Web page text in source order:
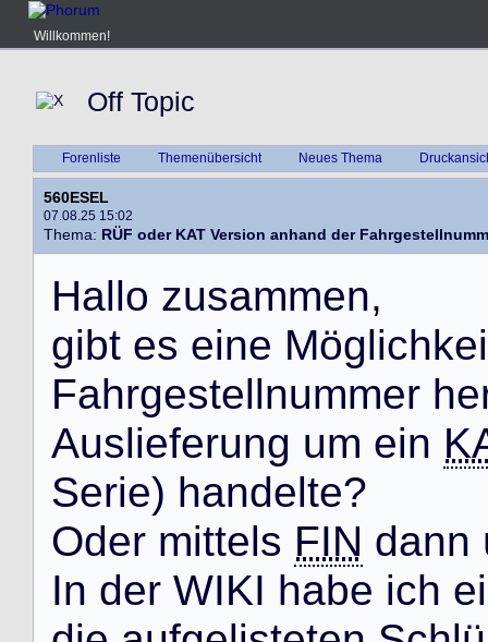
Willkommen!
Off Topic
Forenliste Themenübersicht Neues Thema
560ESEL
07.08.25 15:02
Thema: RÜF oder KAT Version anhand der
Hallo zusammen,
gibt es eine Möglichkei
Fahrgestellnummer he
Auslieferung um ein
Serie) handelte?
Oder mittels FIN dann
In der WIKI habe ich ei